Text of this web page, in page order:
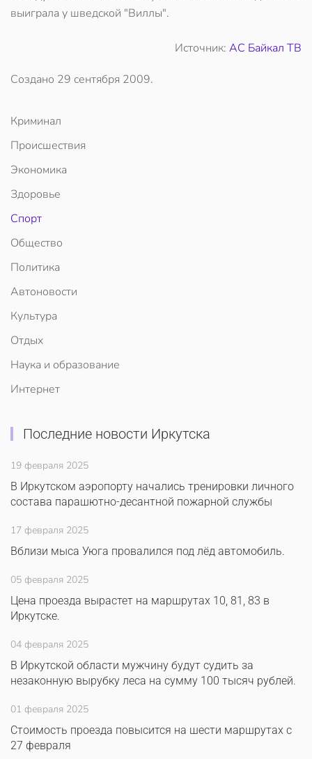
выиграла у шведской "Виллы".
Источник: АС Байкал ТВ
Создано 29 сентября 2009.
Криминал
Происшествия
Экономика
Здоровье
Спорт
Общество
Политика
Автоновости
Культура
Отдых
Наука и образование
Интернет
Последние новости Иркутска
19 февраля 2025
В Иркутском аэропорту начались тренировки личного
состава парашютно-десантной пожарной службы
17 февраля 2025
Вблизи мыса Уюга провалился под лёд автомобиль.
05 февраля 2025
Цена проезда вырастет на маршрутах 10, 81, 83 в
Иркутске.
04 февраля 2025
В Иркутской области мужчину будут судить за
незаконную вырубку леса на сумму 100 тысяч рублей.
01 февраля 2025
Стоимость проезда повысится на шести маршрутах с
27 февраля